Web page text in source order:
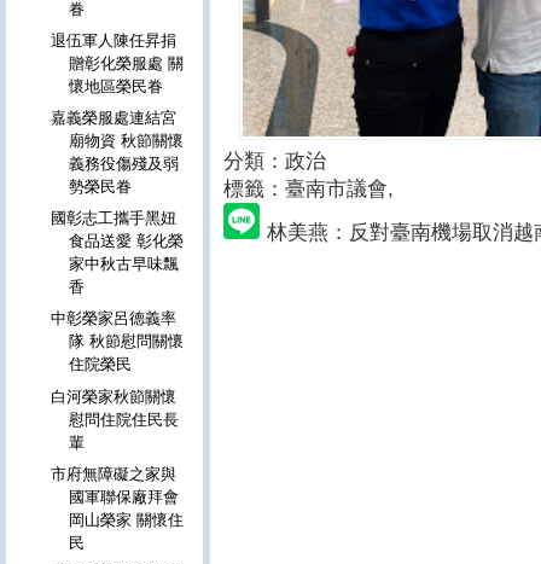
分類：政治
標籤：臺南市議會,
林美燕：反對臺南機場取消
眷
退伍軍人陳任昇捐
贈彰化榮服處 關
懷地區榮民眷
嘉義榮服處連結宮
廟物資 秋節關懷
義務役傷殘及弱
勢榮民眷
國彰志工攜手黑妞
食品送愛 彰化榮
家中秋古早味飄
香
中彰榮家呂德義率
隊 秋節慰問關懷
住院榮民
白河榮家秋節關懷
慰問住院住民長
輩
市府無障礙之家與
國軍聯保廠拜會
岡山榮家 關懷住
民